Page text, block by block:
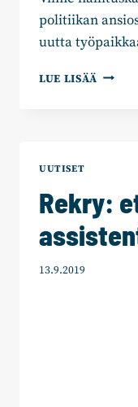
politiikan
uutta
LUE LISÄÄ
UUTISET
Rekry:
13.9.2019